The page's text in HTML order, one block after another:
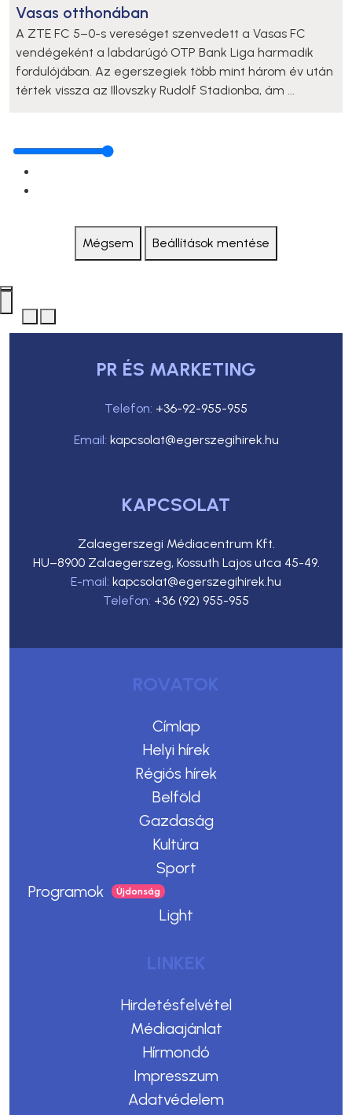
Vasas otthonában
A ZTE FC 5–0-s vereséget szenvedett a Vasas FC
vendégeként a labdarúgó OTP Bank Liga harmadik
fordulójában. Az egerszegiek több mint három év után
tértek vissza az Illovszky Rudolf Stadionba, ám ...
Mégsem Beállítások mentése
PR ÉS MARKETING
Telefon: +36-92-955-955
Email: kapcsolat@egerszegihirek.hu
KAPCSOLAT
Zalaegerszegi Médiacentrum Kft.
HU–8900 Zalaegerszeg, Kossuth Lajos utca 45-49.
E-mail: kapcsolat@egerszegihirek.hu
Telefon: +36 (92) 955-955
ROVATOK
Címlap
Helyi hírek
Régiós hírek
Belföld
Gazdaság
Kultúra
Sport
Programok
Light
LINKEK
Hirdetésfelvétel
Médiaajánlat
Hírmondó
Impresszum
Adatvédelem